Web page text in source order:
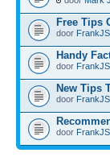
Free Tips
door
Handy
door
New Tips
door
door